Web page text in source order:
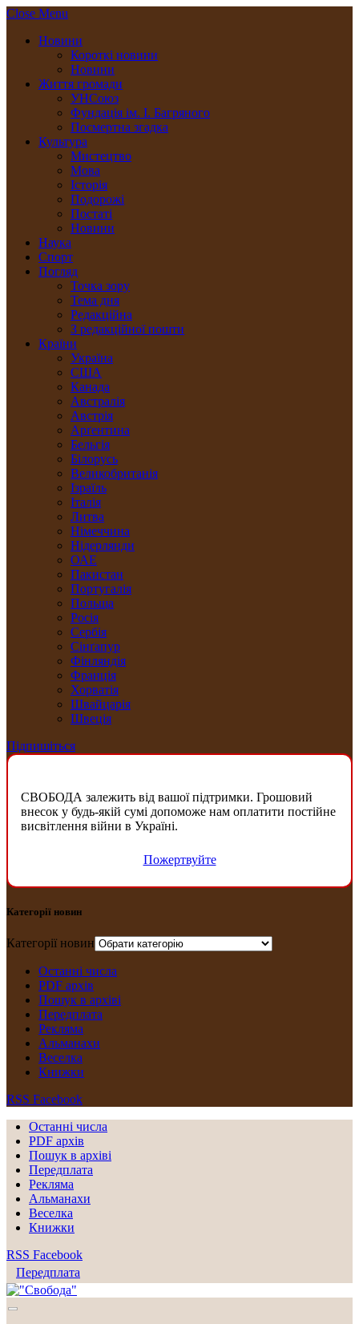
Close Menu
Новини
Короткі новини
Новини
Життя громади
УНСоюз
Фундація ім. І. Багряного
Посмертна згадка
Культура
Мистецтво
Мова
Історія
Подорожі
Постаті
Новини
Наука
Спорт
Погляд
Точка зору
Тема дня
Редакційна
З редакційної пошти
Країни
Україна
США
Канада
Австралія
Австрія
Арґентина
Бельгія
Білорусь
Великобританія
Ізраїль
Італія
Литва
Німеччина
Нідерлянди
ОАЕ
Пакистан
Португалія
Польща
Росія
Сербія
Сінґапур
Фінляндія
Франція
Хорватія
Швайцарія
Швеція
Підпишіться
СВОБОДА залежить від вашої підтримки. Грошовий
внесок у будь-якій сумі допоможе нам оплатити постійне
висвітлення війни в Україні.
Пожертвуйте
Категорії новин
Категорії новин
Останні числа
PDF архів
Пошук в архіві
Передплата
Рекляма
Альманахи
Веселка
Книжки
RSS Facebook
Останні числа
PDF архів
Пошук в архіві
Передплата
Рекляма
Альманахи
Веселка
Книжки
RSS Facebook
Передплата